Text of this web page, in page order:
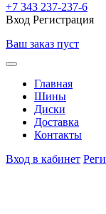
+7 343 237-237-6
Вход Регистрация
Ваш заказ пуст
Главная
Шины
Диски
Доставка
Контакты
Вход в кабинет